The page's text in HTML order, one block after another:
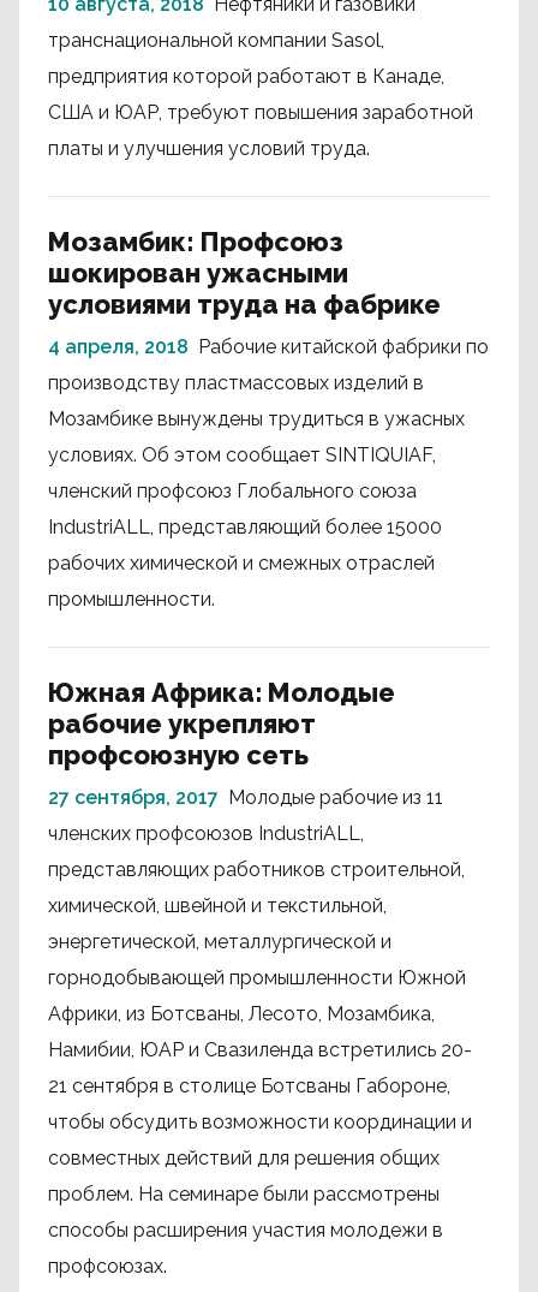
транснациональной компании Sasol,
предприятия которой работают в Канаде,
США и ЮАР, требуют повышения заработной
платы и улучшения условий труда.
Мозамбик: Профсоюз
шокирован ужасными
условиями труда на фабрике
4 апреля, 2018 Рабочие китайской фабрики по
производству пластмассовых изделий в
Мозамбике вынуждены трудиться в ужасных
условиях. Об этом сообщает SINTIQUIAF,
членский профсоюз Глобального союза
IndustriALL, представляющий более 15000
рабочих химической и смежных отраслей
промышленности.
Южная Африка: Молодые
рабочие укрепляют
профсоюзную сеть
27 сентября, 2017 Молодые рабочие из 11
членских профсоюзов IndustriALL,
представляющих работников строительной,
химической, швейной и текстильной,
энергетической, металлургической и
горнодобывающей промышленности Южной
Африки, из Ботсваны, Лесото, Мозамбика,
Намибии, ЮАР и Свазиленда встретились 20-
21 сентября в столице Ботсваны Габороне,
чтобы обсудить возможности координации и
совместных действий для решения общих
проблем. На семинаре были рассмотрены
способы расширения участия молодежи в
профсоюзах.